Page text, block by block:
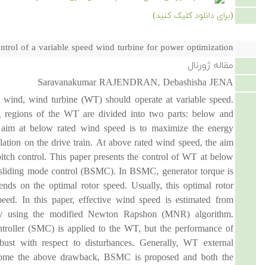
(برای دانلود کلیک کنید)
of a variable speed wind turbine for power optimization
مقاله ژورنال
Saravanakumar RAJENDRAN, Debashisha JENA
wind turbine (WT) should operate at variable speed.
regions of the WT are divided into two parts: below and
at below rated wind speed is to maximize the energy
on the drive train. At above rated wind speed, the aim
control. This paper presents the control of WT at below
mode control (BSMC). In BSMC, generator torque is
on the optimal rotor speed. Usually, this optimal rotor
In this paper, effective wind speed is estimated from
using the modified Newton Rapshon (MNR) algorithm.
(SMC) is applied to the WT, but the performance of
with respect to disturbances. Generally, WT external
the above drawback, BSMC is proposed and both the